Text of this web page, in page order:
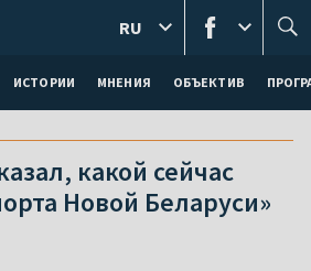
ИСТОРИИ МНЕНИЯ ОБЪЕКТИВ
RU
какой сейчас
Новой Беларуси»